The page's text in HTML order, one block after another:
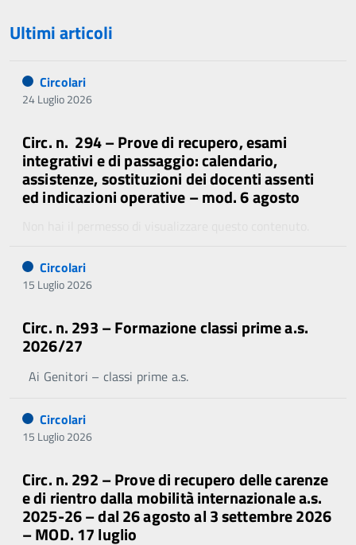
Ultimi articoli
Circolari
24 Luglio 2026
Circ. n. 294 – Prove di recupero, esami
integrativi e di passaggio: calendario,
assistenze, sostituzioni dei docenti assenti
ed indicazioni operative – mod. 6 agosto
Circolari
15 Luglio 2026
Circ. n. 293 – Formazione classi prime a.s.
2026/27
Ai Genitori – classi prime a.s.
Circolari
15 Luglio 2026
Circ. n. 292 – Prove di recupero delle carenze
e di rientro dalla mobilità internazionale a.s.
2025-26 – dal 26 agosto al 3 settembre 2026
– MOD. 17 luglio